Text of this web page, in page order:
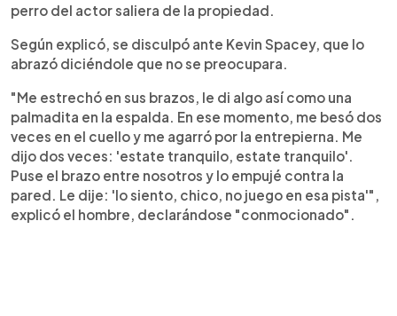
perro del actor saliera de la propiedad.
Según explicó, se disculpó ante Kevin Spacey, que lo
abrazó diciéndole que no se preocupara.
"Me estrechó en sus brazos, le di algo así como una
palmadita en la espalda. En ese momento, me besó dos
veces en el cuello y me agarró por la entrepierna. Me
dijo dos veces: 'estate tranquilo, estate tranquilo'.
Puse el brazo entre nosotros y lo empujé contra la
pared. Le dije: 'lo siento, chico, no juego en esa pista'",
explicó el hombre, declarándose "conmocionado".